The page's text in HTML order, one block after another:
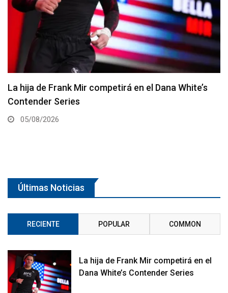
Joshua Van vs. Alexandre Pantoja 2 será la pelea
estelar del UFC 331
05/08/2026
Últimas Noticias
RECIENTE POPULAR COMMON
La hija de Frank Mir competirá en el
Dana White’s Contender Series